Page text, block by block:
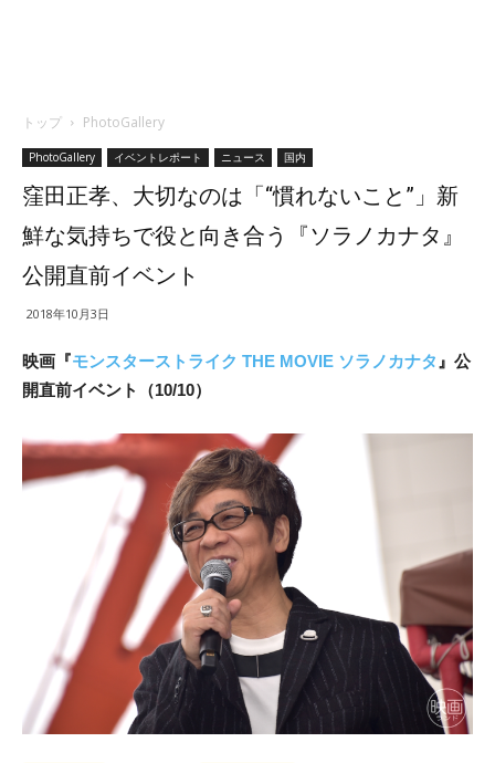
トップ PhotoGallery
PhotoGallery イベントレポート ニュース 国内
窪田正孝、大切なのは「“慣れないこと”」新
鮮な気持ちで役と向き合う『ソラノカナタ』
公開直前イベント
2018年10月3日
映画『モンスターストライク THE MOVIE ソラノカナタ 』公
開直前イベント（10/10）